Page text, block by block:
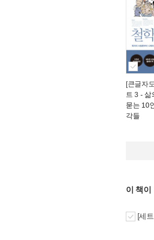
[큰글자
트 3 - 삶
묻는 10
각들
이 책이
[세